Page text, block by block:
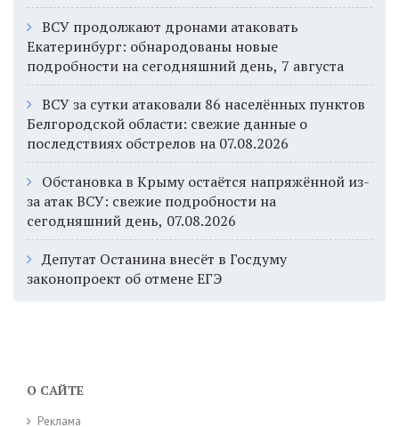
ВСУ продолжают дронами атаковать
Екатеринбург: обнародованы новые
подробности на сегодняшний день, 7 августа
ВСУ за сутки атаковали 86 населённых пунктов
Белгородской области: свежие данные о
последствиях обстрелов на 07.08.2026
Обстановка в Крыму остаётся напряжённой из-
за атак ВСУ: свежие подробности на
сегодняшний день, 07.08.2026
Депутат Останина внесёт в Госдуму
законопроект об отмене ЕГЭ
О САЙТЕ
Реклама